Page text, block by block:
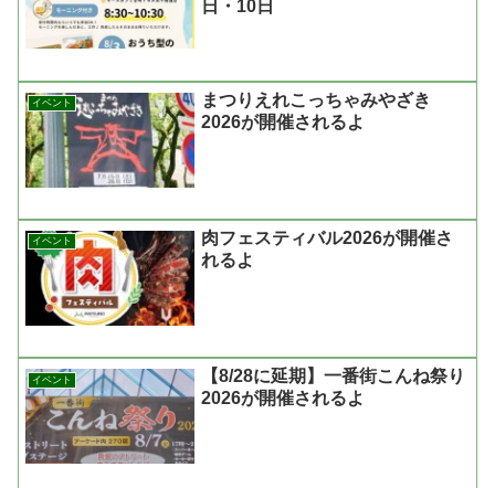
日・10日
イベント
まつりえれこっちゃみやざき
2026が開催されるよ
イベント
肉フェスティバル2026が開催さ
れるよ
イベント
【8/28に延期】一番街こんね祭り
2026が開催されるよ